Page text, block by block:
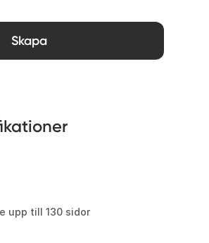
Skapa
upp till 130 sidor